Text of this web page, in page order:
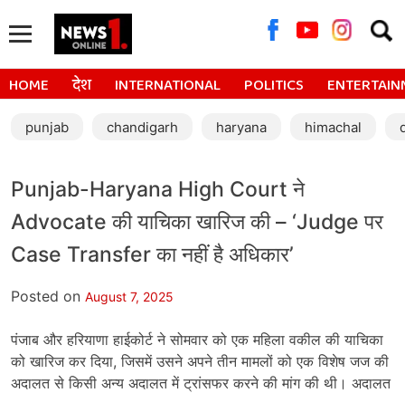
for:
HOME देश INTERNATIONAL POLITICS
punjab chandigarh haryana himachal
Punjab-Haryana High Court ने
Advocate की याचिका खारिज की – ‘Judge पर
Case Transfer का नहीं है अधिकार’
Posted on August 7, 2025
पंजाब और हरियाणा हाईकोर्ट ने सोमवार को एक महिला वकील की याचिका
को खारिज कर दिया, जिसमें उसने अपने तीन मामलों को एक विशेष जज की
अदालत से किसी अन्य अदालत में ट्रांसफर करने की मांग की थी। अदालत